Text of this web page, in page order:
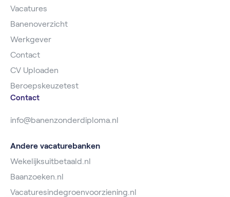
Vacatures
Banenoverzicht
Werkgever
Contact
CV Uploaden
Beroepskeuzetest
Contact
info@banenzonderdiploma.nl
Andere vacaturebanken
Wekelijksuitbetaald.nl
Baanzoeken.nl
Vacaturesindegroenvoorziening.nl